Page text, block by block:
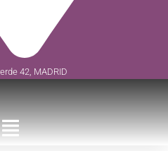
42, MADRID